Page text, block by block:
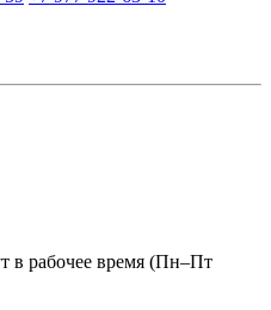
в рабочее время (Пн–Пт